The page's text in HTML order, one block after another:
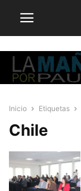
Inicio Etiquetas
Chile